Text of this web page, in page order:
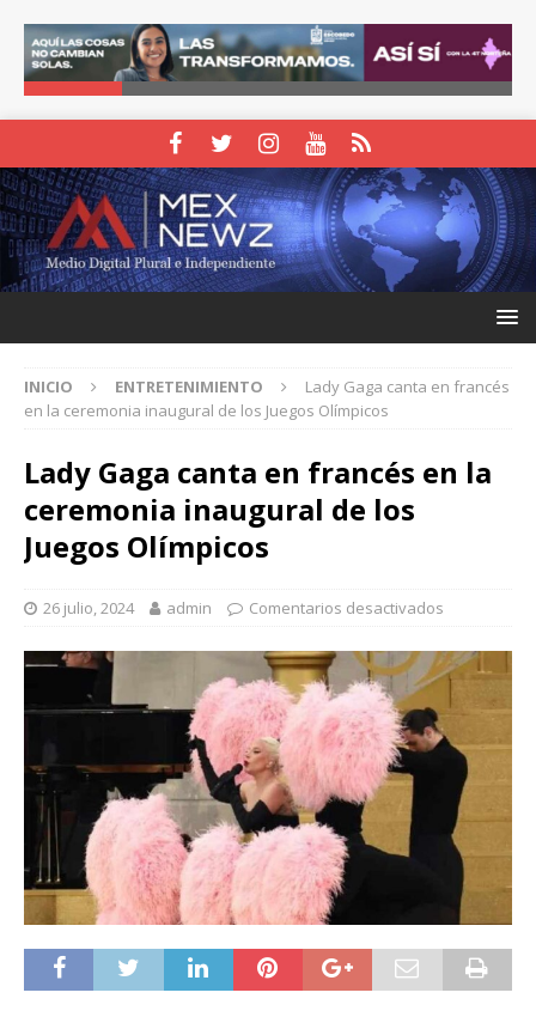
INICIO ENTRETENIMIENTO
Lady Gaga canta en francés
en la ceremonia inaugural de los Juegos Olímpicos
Lady Gaga canta en francés en la
ceremonia inaugural de los
Juegos Olímpicos
26 julio, 2024 admin Comentarios desactivados